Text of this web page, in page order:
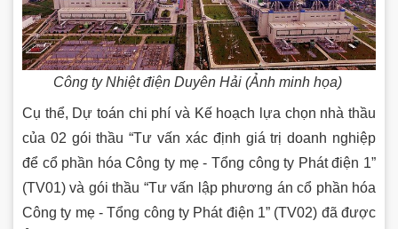
Công ty Nhiệt điện Duyên Hải (Ảnh minh họa)
Cụ thể, Dự toán chi phí và Kế hoạch lựa chọn nhà thầu
của 02 gói thầu “Tư vấn xác định giá trị doanh nghiệp
để cổ phần hóa Công ty mẹ - Tổng công ty Phát điện 1”
(TV01) và gói thầu “Tư vấn lập phương án cổ phần hóa
Công ty mẹ - Tổng công ty Phát điện 1” (TV02) đã được